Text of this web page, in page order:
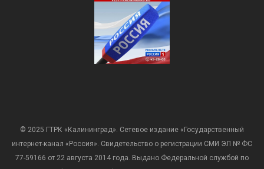
© 2025 ГТРК «Калининград». Сетевое издание «Государственный
интернет-канал «Россия». Свидетельство о регистрации СМИ ЭЛ № ФС
77-59166 от 22 августа 2014 года. Выдано Федеральной службой по